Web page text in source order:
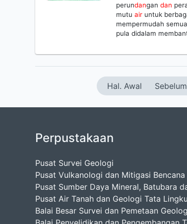
perundangandan
mutuair untuk
mempermudah
pula didalam
Hal. Awal
Perpustakaan
Pusat Survei Geologi
Pusat Vulkanologi dan Mitigasi
Pusat Sumber Daya Mineral, Batubara
Pusat Air Tanah dan Geologi Tata
Balai Besar Survei dan Pemetaan